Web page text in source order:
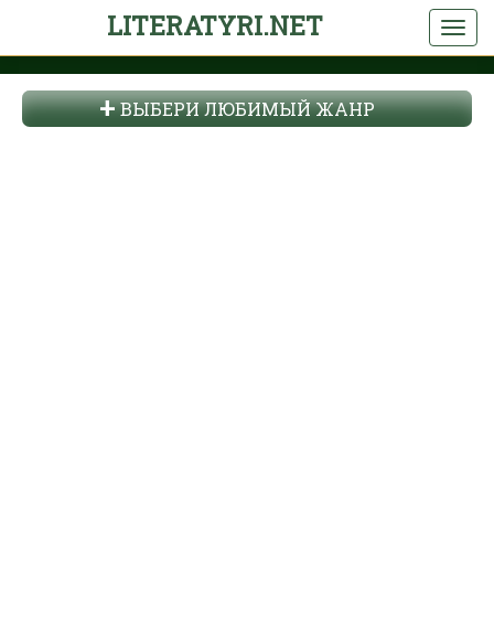
LITERATYRI.NET
ВЫБЕРИ ЛЮБИМЫЙ ЖАНР